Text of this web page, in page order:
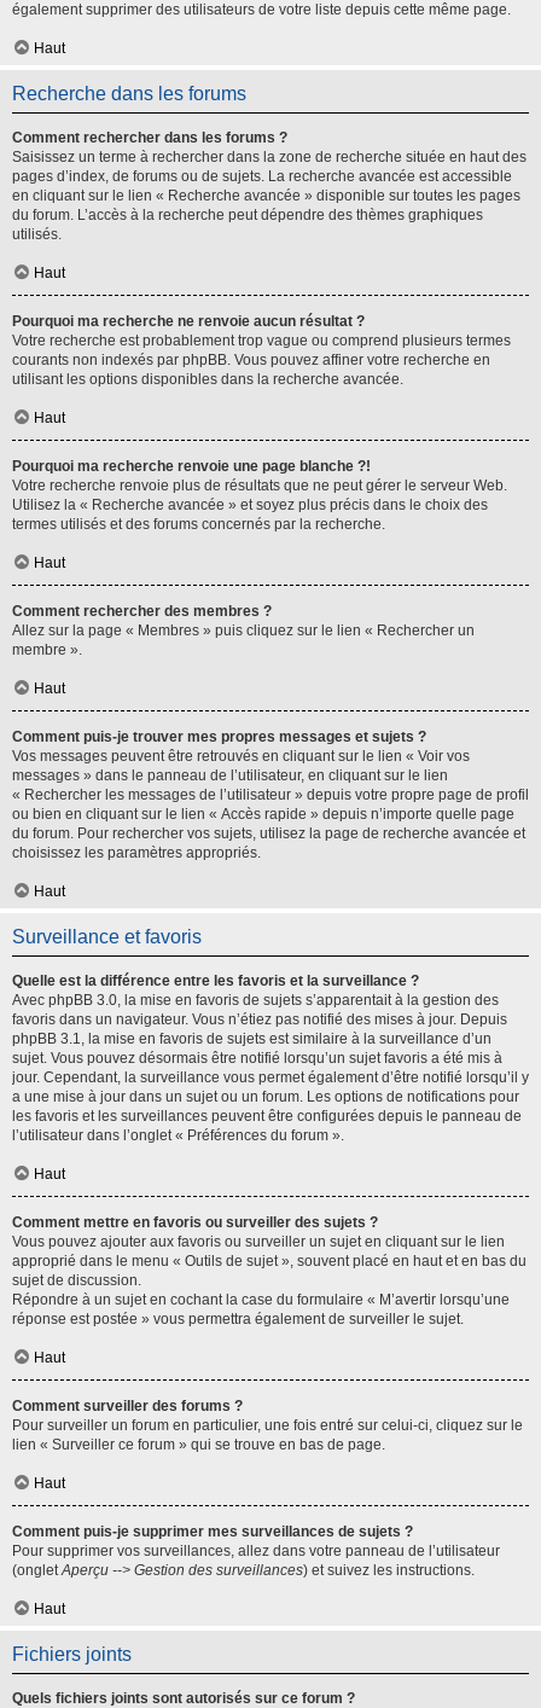
également supprimer des utilisateurs de votre liste depuis cette même page.
Haut
Recherche dans les forums
Comment rechercher dans les forums ?
Saisissez un terme à rechercher dans la zone de recherche située en haut des
pages d’index, de forums ou de sujets. La recherche avancée est accessible
en cliquant sur le lien « Recherche avancée » disponible sur toutes les pages
du forum. L’accès à la recherche peut dépendre des thèmes graphiques
utilisés.
Haut
Pourquoi ma recherche ne renvoie aucun résultat ?
Votre recherche est probablement trop vague ou comprend plusieurs termes
courants non indexés par phpBB. Vous pouvez affiner votre recherche en
utilisant les options disponibles dans la recherche avancée.
Haut
Pourquoi ma recherche renvoie une page blanche ?!
Votre recherche renvoie plus de résultats que ne peut gérer le serveur Web.
Utilisez la « Recherche avancée » et soyez plus précis dans le choix des
termes utilisés et des forums concernés par la recherche.
Haut
Comment rechercher des membres ?
Allez sur la page « Membres » puis cliquez sur le lien « Rechercher un
membre ».
Haut
Comment puis-je trouver mes propres messages et sujets ?
Vos messages peuvent être retrouvés en cliquant sur le lien « Voir vos
messages » dans le panneau de l’utilisateur, en cliquant sur le lien
« Rechercher les messages de l’utilisateur » depuis votre propre page de profil
ou bien en cliquant sur le lien « Accès rapide » depuis n’importe quelle page
du forum. Pour rechercher vos sujets, utilisez la page de recherche avancée et
choisissez les paramètres appropriés.
Haut
Surveillance et favoris
Quelle est la différence entre les favoris et la surveillance ?
Avec phpBB 3.0, la mise en favoris de sujets s’apparentait à la gestion des
favoris dans un navigateur. Vous n’étiez pas notifié des mises à jour. Depuis
phpBB 3.1, la mise en favoris de sujets est similaire à la surveillance d’un
sujet. Vous pouvez désormais être notifié lorsqu’un sujet favoris a été mis à
jour. Cependant, la surveillance vous permet également d’être notifié lorsqu’il y
a une mise à jour dans un sujet ou un forum. Les options de notifications pour
les favoris et les surveillances peuvent être configurées depuis le panneau de
l’utilisateur dans l’onglet « Préférences du forum ».
Haut
Comment mettre en favoris ou surveiller des sujets ?
Vous pouvez ajouter aux favoris ou surveiller un sujet en cliquant sur le lien
approprié dans le menu « Outils de sujet », souvent placé en haut et en bas du
sujet de discussion.
Répondre à un sujet en cochant la case du formulaire « M’avertir lorsqu’une
réponse est postée » vous permettra également de surveiller le sujet.
Haut
Comment surveiller des forums ?
Pour surveiller un forum en particulier, une fois entré sur celui-ci, cliquez sur le
lien « Surveiller ce forum » qui se trouve en bas de page.
Haut
Comment puis-je supprimer mes surveillances de sujets ?
Pour supprimer vos surveillances, allez dans votre panneau de l’utilisateur
(ongletAperçu --> Gestion des surveillances) et suivez les instructions.
Haut
Fichiers joints
Quels fichiers joints sont autorisés sur ce forum ?